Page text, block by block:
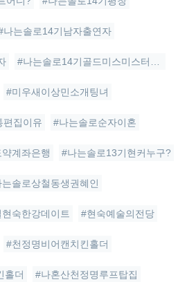
나는솔로14기남자출연자
#미우새이상민소개팅녀
편집이유 #나는솔로순자이혼
계좌은행 #나는솔로13기현커누구?
솔로상철동생권혜인
숙한강데이트 #현숙예술의전당
#천정명비어캔치킨홀더
홀더 #나혼산천정명루프탑집